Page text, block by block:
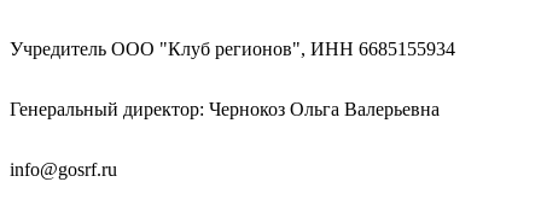
Учредитель ООО "Клуб регионов", ИНН 6685155934
Генеральный директор: Чернокоз Ольга Валерьевна
info@gosrf.ru